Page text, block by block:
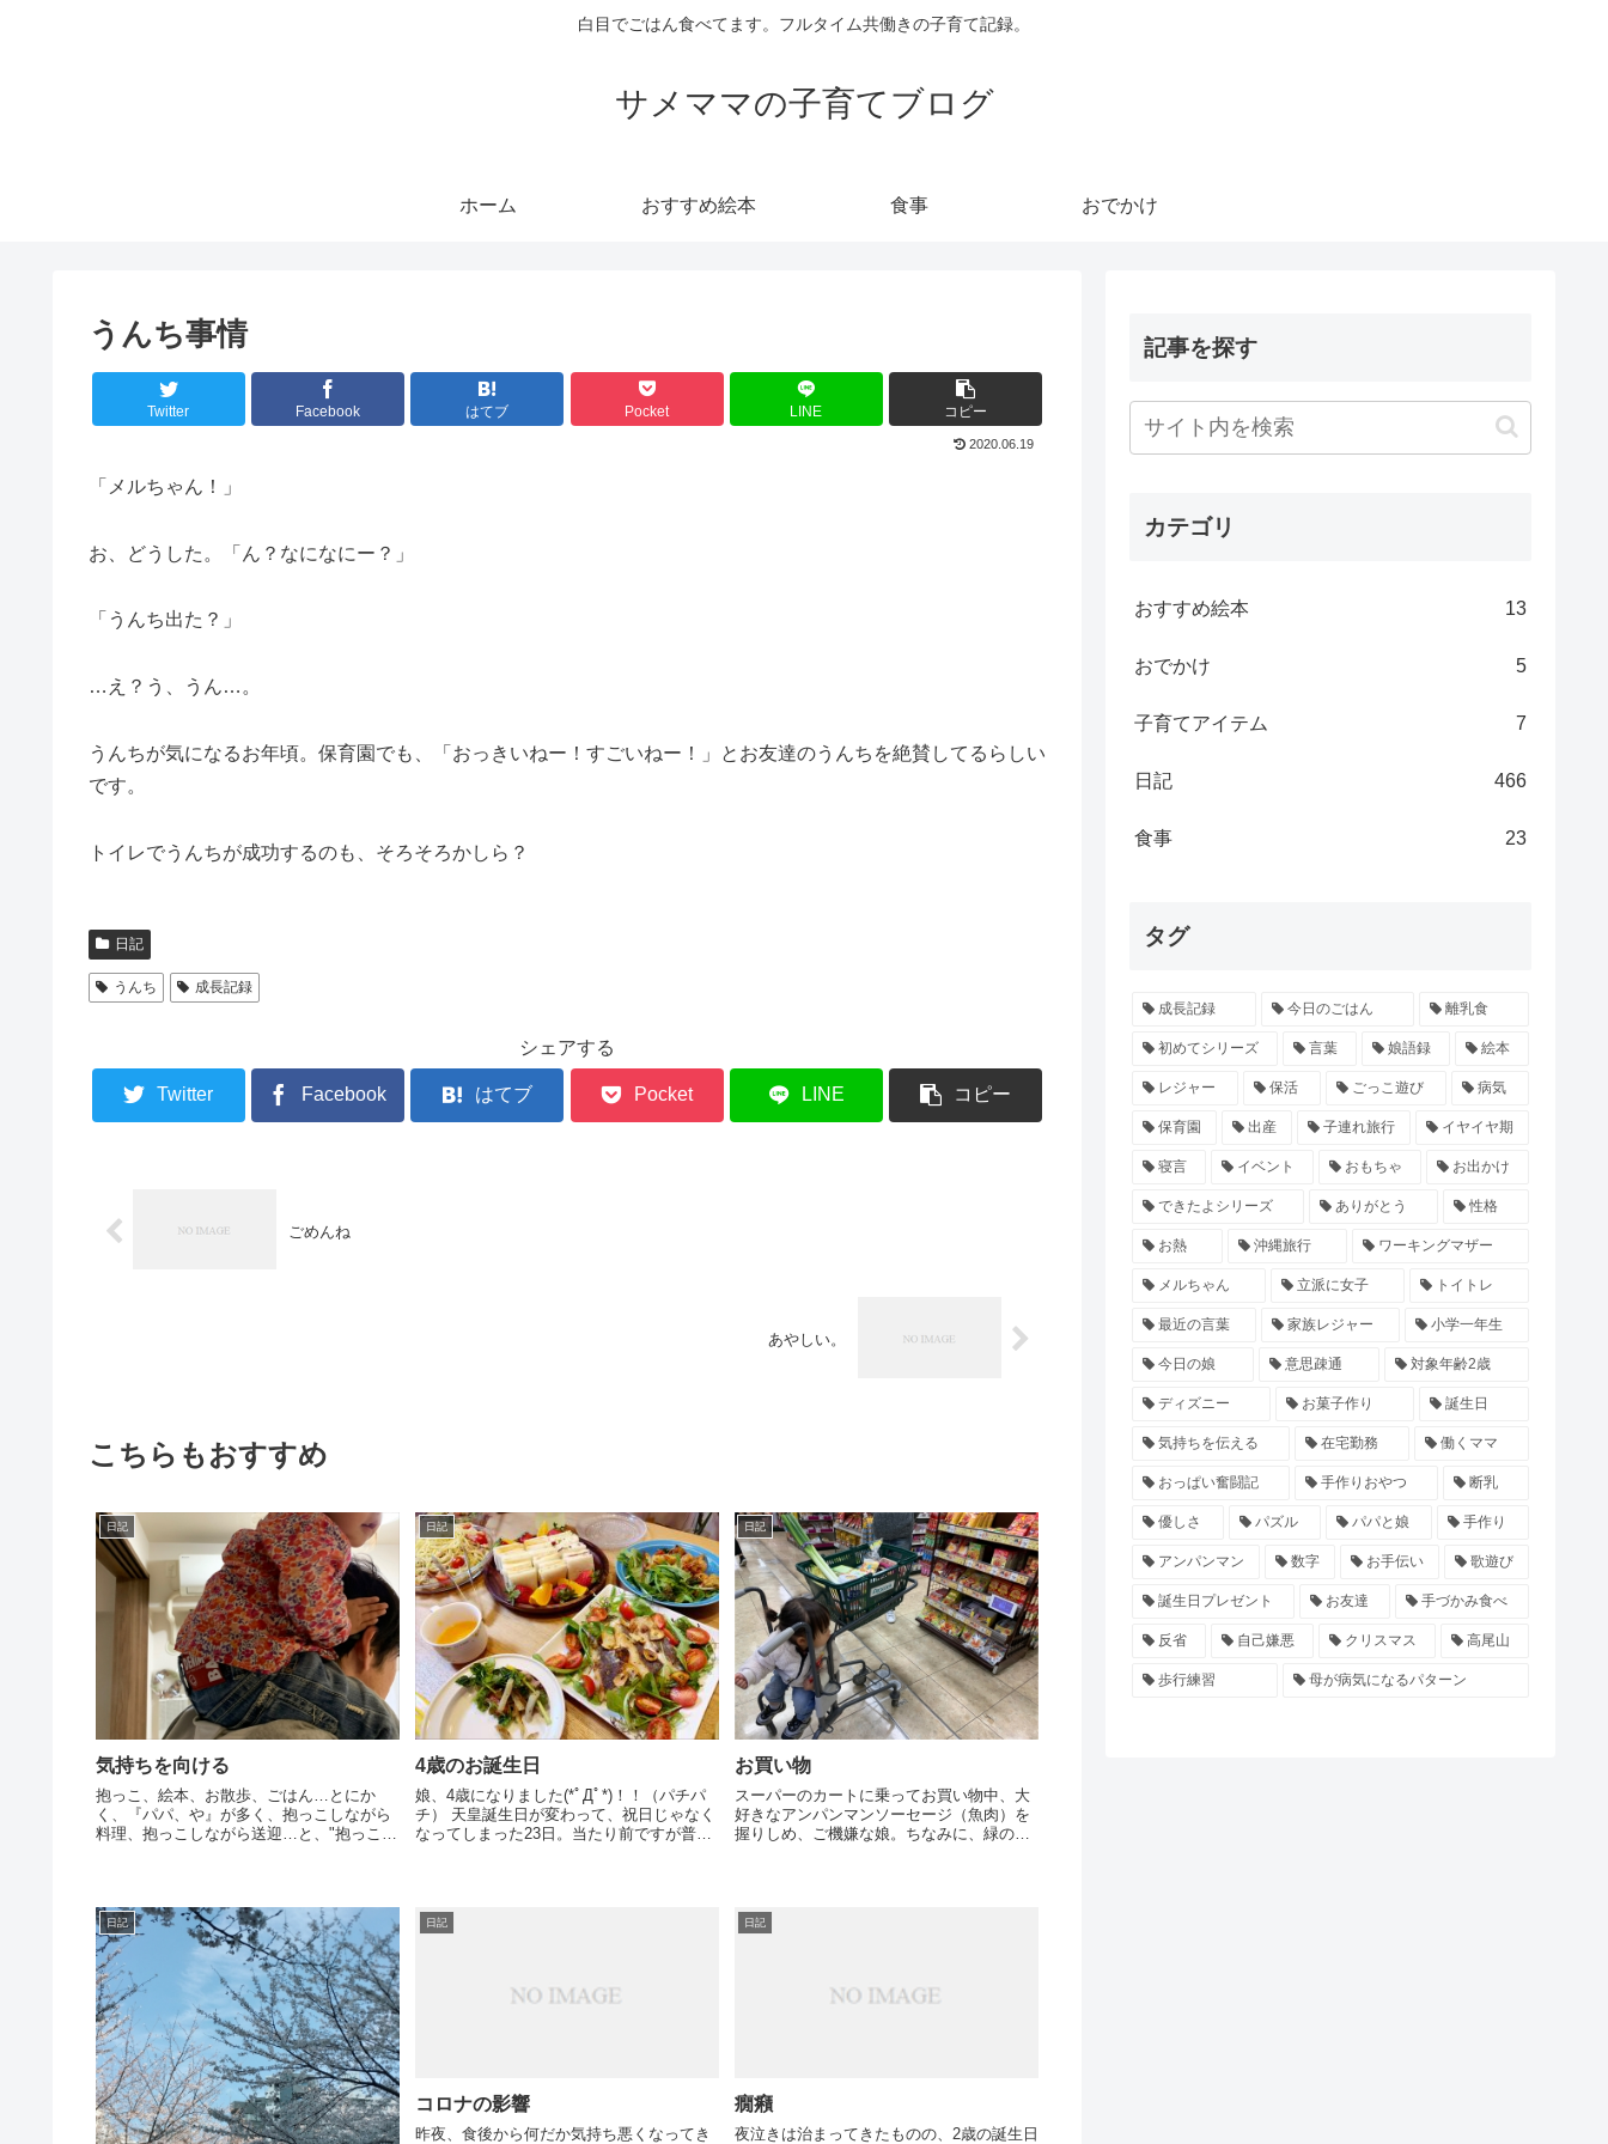
白目でごはん食べてます。フルタイム共働きの子育て記録。
サメママの子育てブログ
ホーム おすすめ絵本 食事 おでかけ
うんち事情
Twitter Facebook はてブ Pocket LINE コピー
2020.06.19
「メルちゃん！」
お、どうした。「ん？なになにー？」
「うんち出た？」
…え？う、うん…。
うんちが気になるお年頃。保育園でも、「おっきいねー！すごいねー！」とお友達のうんちを絶賛してるらしい
です。
トイレでうんちが成功するのも、そろそろかしら？
日記
うんち 成長記録
シェアする
Twitter Facebook はてブ Pocket LINE コピー
ごめんね
あやしい。
こちらもおすすめ
日記
気持ちを向ける
抱っこ、絵本、お散歩、ごはん…とにか
く、『パパ、や』が多く、抱っこしながら
料理、抱っこしながら送迎…と、"抱っこし
日記
4歳のお誕生日
娘、4歳になりました(*ﾟДﾟ*)！！（パチパ
チ） 天皇誕生日が変わって、祝日じゃなく
なってしまった23日。当たり前ですが普通
日記
お買い物
スーパーのカートに乗ってお買い物中、大
好きなアンパンマンソーセージ（魚肉）を
握りしめ、ご機嫌な娘。ちなみに、緑の野
好...
日記 日記
コロナの影響
昨夜、食後から何だか気持ち悪くなってき
日記
癇癪
夜泣きは治まってきたものの、2歳の誕生日
記事を探す
カテゴリ
おすすめ絵本 13
おでかけ 5
子育てアイテム 7
日記 466
食事 23
タグ
成長記録 今日のごはん 離乳食
初めてシリーズ 言葉 娘語録 絵本
レジャー 保活 ごっこ遊び 病気
保育園 出産 子連れ旅行 イヤイヤ期
寝言 イベント おもちゃ お出かけ
できたよシリーズ ありがとう 性格
お熱 沖縄旅行 ワーキングマザー
メルちゃん 立派に女子 トイトレ
最近の言葉 家族レジャー 小学一年生
今日の娘 意思疎通 対象年齢2歳
ディズニー お菓子作り 誕生日
気持ちを伝える 在宅勤務 働くママ
おっぱい奮闘記 手作りおやつ 断乳
優しさ パズル パパと娘 手作り
アンパンマン 数字 お手伝い 歌遊び
誕生日プレゼント お友達 手づかみ食べ
反省 自己嫌悪 クリスマス 高尾山
歩行練習 母が病気になるパターン